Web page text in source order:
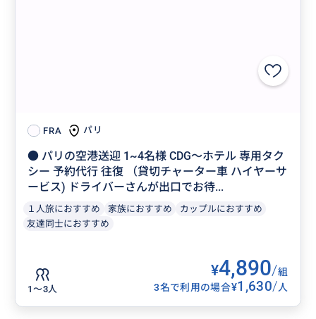
FRA パリ
● パリの空港送迎 1~4名様 CDG〜ホテル 専用タク
シー 予約代行 往復 （貸切チャーター車 ハイヤーサ
ービス) ドライバーさんが出口でお待...
１人旅におすすめ 家族におすすめ
カップルにおすすめ
友達同士におすすめ
1〜3人
¥4,890/組
3名で利用の場合¥1,630/人